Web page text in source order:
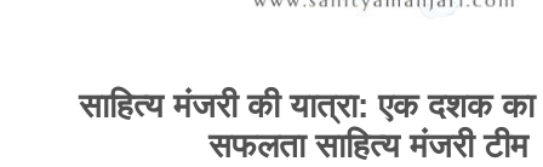
साहित्य मंजरी की यात्रा: एक दशक
सफलता साहित्य मंजरी टीम